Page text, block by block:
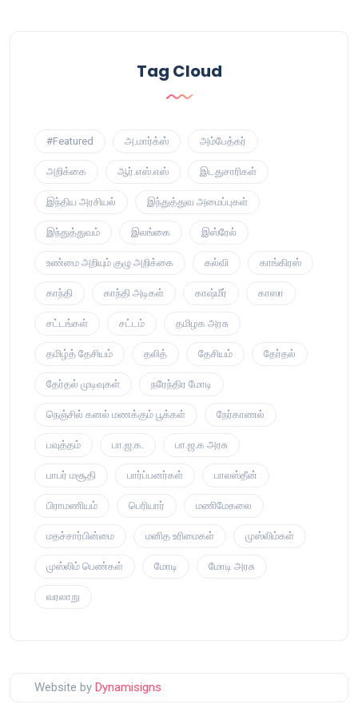
Tag Cloud
#Featured அ.மார்க்ஸ் அம்பேத்கர்
அறிக்கை ஆர்.எஸ்.எஸ் இடதுசாரிகள்
இந்திய அரசியல் இந்துத்துவ அமைப்புகள்
இந்துத்துவம் இலங்கை இஸ்ரேல்
உண்மை அறியும் குழு அறிக்கை கல்வி காங்கிரஸ்
காந்தி காந்தி அடிகள் காஷ்மீர் காஸா
சட்டங்கள் சட்டம் தமிழக அரசு
தமிழ்த் தேசியம் தலித் தேசியம் தேர்தல்
தேர்தல் முடிவுகள் நரேந்திர மோடி
நெஞ்சில் கனல் மணக்கும் பூக்கள் நேர்காணல்
பவுத்தம் பா.ஜ.க. பா.ஜ.க அரசு
பாபர் மசூதி பார்ப்பனர்கள் பாலஸ்தீன்
பிராமணியம் பெரியார் மணிமேகலை
மதச்சார்பின்மை மனித உரிமைகள் முஸ்லிம்கள்
முஸ்லிம் பெண்கள் மோடி மோடி அரசு
வரலாறு
Website by Dynamisigns